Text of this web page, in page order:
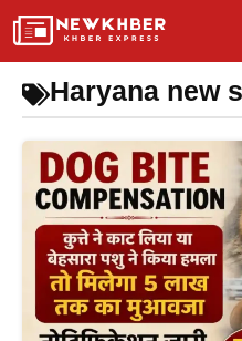
Skip
Haryana new